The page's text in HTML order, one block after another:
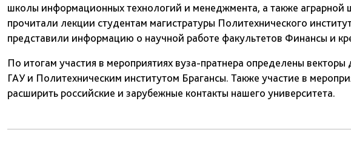
школы информационных технологий и менеджмента, а также
прочитали лекции студентам магистратуры Политехнического
представили информацию о научной работе факультетов Финансы и
По итогам участия в мероприятиях вуза-пратнера определены
ГАУ и Политехническим институтом Брагансы. Также участие в
расширить российские и зарубежные контакты нашего университета.